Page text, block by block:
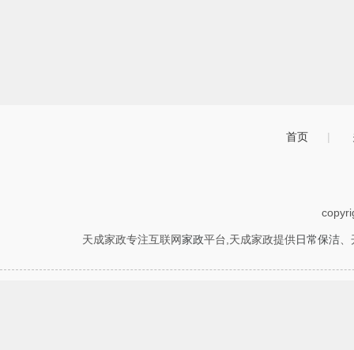
首页 |
天成家政专注互联网家政平台,天成家政提供日常保洁、